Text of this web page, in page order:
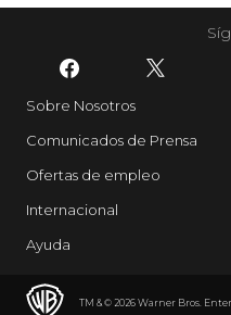
HBO Max
TM & © 2026 Warner Bros.
Sobre Nosotros
Comunicados de Prensa
Ofertas de empleo
Internacional
Ayuda